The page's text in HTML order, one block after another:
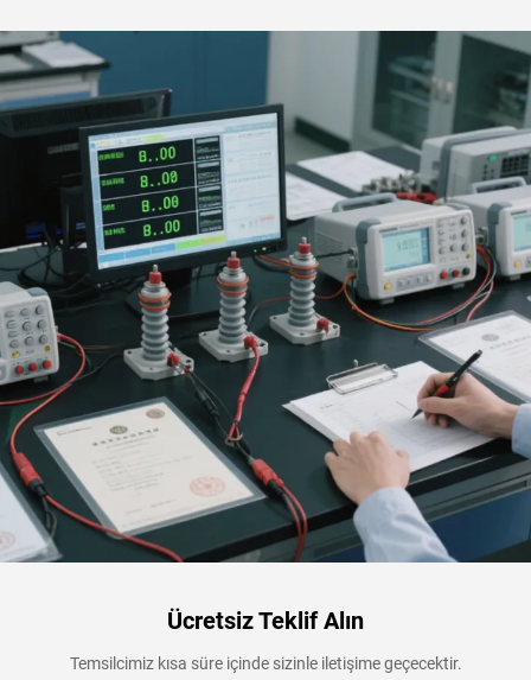
Ücretsiz Teklif Alın
Temsilcimiz kısa süre içinde sizinle iletişime geçecektir.